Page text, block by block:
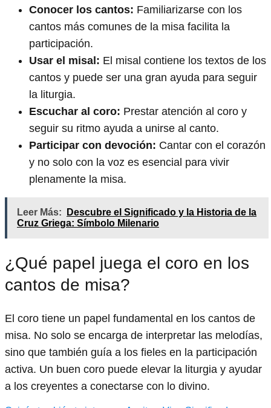
Conocer los cantos: Familiarizarse con los
cantos más comunes de la misa facilita la
participación.
Usar el misal: El misal contiene los textos de los
cantos y puede ser una gran ayuda para seguir
la liturgia.
Escuchar al coro: Prestar atención al coro y
seguir su ritmo ayuda a unirse al canto.
Participar con devoción: Cantar con el corazón
y no solo con la voz es esencial para vivir
plenamente la misa.
Leer Más:
Descubre el Significado y la Historia de la
Cruz Griega: Símbolo Milenario
¿Qué papel juega el coro en los
cantos de misa?
El coro tiene un papel fundamental en los cantos de
misa. No solo se encarga de interpretar las melodías,
sino que también guía a los fieles en la participación
activa. Un buen coro puede elevar la liturgia y ayudar
a los creyentes a conectarse con lo divino.